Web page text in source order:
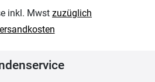
inkl. Mwst zuzüglich